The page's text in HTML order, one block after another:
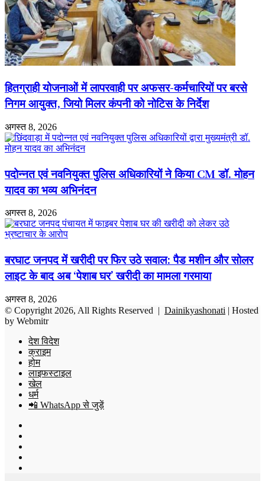
हितग्राही योजनाओं में लापरवाही पर अफसर-कर्मचारियों पर बरसे
निगम आयुक्त, जियो मिलर कंपनी को नोटिस के निर्देश
अगस्त 8, 2026
पदोन्नत एवं नवनियुक्त पुलिस अधिकारियों ने किया CM डॉ. मोहन
यादव का भव्य अभिनंदन
अगस्त 8, 2026
बरघाट जनपद में खरीदी पर फिर उठे सवाल: पैड मशीन और सोलर
लाइट के बाद अब ‘पेशाब घर’ खरीदी का मामला गरमाया
अगस्त 8, 2026
© Copyright 2026, All Rights Reserved | Dainikyashonati | Hosted
by Webmitr
देश विदेश
क्राइम
होम
लाइफस्टाइल
खेल
धर्म
📲 WhatsApp से जुड़ें